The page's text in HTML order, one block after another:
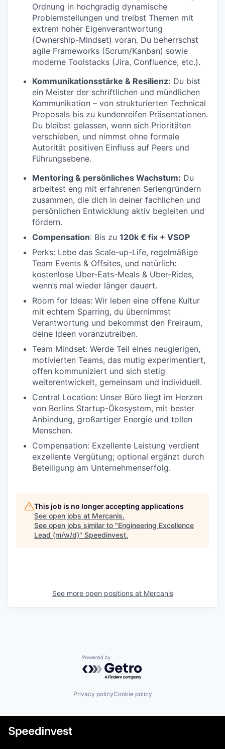
Ordnung in hochgradig dynamische
Problemstellungen und treibst Themen mit
extrem hoher Eigenverantwortung
(Ownership-Mindset) voran. Du beherrschst
agile Frameworks (Scrum/Kanban) sowie
moderne Toolstacks (Jira, Confluence, etc.).
Kommunikationsstärke & Resilienz: Du bist
ein Meister der schriftlichen und mündlichen
Kommunikation – von strukturierten Technical
Proposals bis zu kundenreifen Präsentationen.
Du bleibst gelassen, wenn sich Prioritäten
verschieben, und nimmst ohne formale
Autorität positiven Einfluss auf Peers und
Führungsebene.
Mentoring & persönliches Wachstum: Du
arbeitest eng mit erfahrenen Seriengründern
zusammen, die dich in deiner fachlichen und
persönlichen Entwicklung aktiv begleiten und
fördern.
Compensation: Bis zu 120k € fix + VSOP
Perks: Lebe das Scale-up-Life, regelmäßige
Team Events & Offsites, und natürlich:
kostenlose Uber-Eats-Meals & Uber-Rides,
wenn’s mal wieder länger dauert.
Room for Ideas: Wir leben eine offene Kultur
mit echtem Sparring, du übernimmst
Verantwortung und bekommst den Freiraum,
deine Ideen voranzutreiben.
Team Mindset: Werde Teil eines neugierigen,
motivierten Teams, das mutig experimentiert,
offen kommuniziert und sich stetig
weiterentwickelt, gemeinsam und individuell.
Central Location: Unser Büro liegt im Herzen
von Berlins Startup-Ökosystem, mit bester
Anbindung, großartiger Energie und tollen
Menschen.
Compensation: Exzellente Leistung verdient
exzellente Vergütung; optional ergänzt durch
Beteiligung am Unternehmenserfolg.
This job is no longer accepting applications
See open jobs at Mercanis.
See open jobs similar to "Engineering Excellence
Lead (m/w/d)" Speedinvest.
See more open positions at Mercanis
Powered by Getro.com
Privacy policyCookie policy